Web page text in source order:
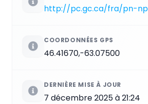
http://pc.gc.ca/fra/pn-
COORDONNÉES GPS
46.41670,-63.07500
DERNIÈRE MISE À JOUR
7 décembre 2025 à 21:24